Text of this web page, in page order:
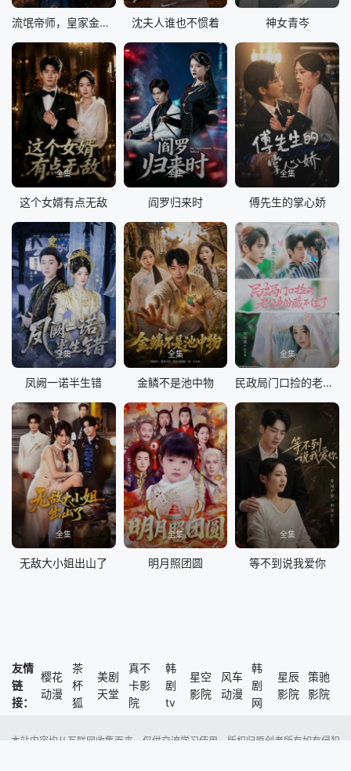
流氓帝师，皇家金牌县令 沈夫人谁也不惯着 神女青岑
全集
这个女婿有点无敌
全集
阎罗归来时
全集
傅先生的掌心娇
全集
凤阙一诺半生错
全集
金鳞不是池中物
全集
民政局门口捡的老公身份藏不住了
全集
无敌大小姐出山了
全集
明月照团圆
全集
等不到说我爱你
友情
链
接：
樱花
动漫
茶
杯
狐
美剧
天堂
真不
卡影
院
韩
剧
tv
星空
影院
风车
动漫
韩
剧
网
星辰
影院
策驰
影院
本站内容均从互联网收集而来，仅供交流学习使用，版权归原创者所有如有侵犯